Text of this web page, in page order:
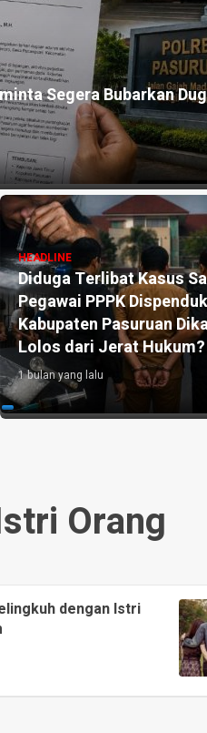
Segera Bubarkan
HEADLINE
Diduga Terlibat Kasus
Pegawai PPPK
Kabupaten Pasuruan
Lolos dari Jerat Hukum?
1 bulan yang lalu
Orang
dengan Istri